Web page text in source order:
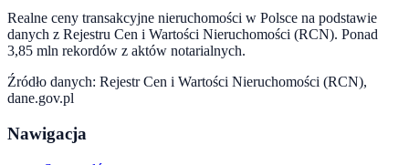
Realne ceny transakcyjne nieruchomości w Polsce na podstawie
danych z Rejestru Cen i Wartości Nieruchomości (RCN). Ponad
3,85 mln rekordów z aktów notarialnych.
Źródło danych: Rejestr Cen i Wartości Nieruchomości (RCN),
dane.gov.pl
Nawigacja